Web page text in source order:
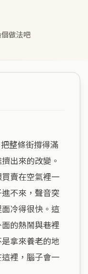
做法吧
出來的改變。
賣在空氣裡一
不來，聲音突
冷得很快。這
的熱鬧與巷裡
拿來養老的地
裡，腦子會一